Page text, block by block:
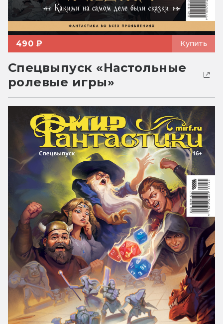
490 ₽ Купить
Спецвыпуск «Настольные
ролевые игры»